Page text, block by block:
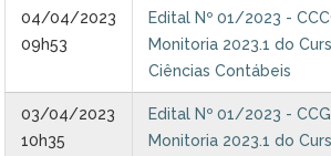
Ministério da Integração Nacional
Ministério da Transparência e Controladoria-Geral
04/04/2023
09h53
Edital Nº 01/2023 -
Monitoria 2023.1 do
Ciências Contábeis
03/04/2023
10h35
Edital Nº 01/2023 -
Monitoria 2023.1 do